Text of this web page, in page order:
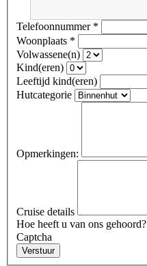
Telefoonnummer *
Woonplaats *
Volwassene(n)
Kind(eren)
Leeftijd kind(eren)
Hutcategorie
Opmerkingen:
Cruise details
Hoe heeft u van ons gehoord?
Captcha
Verstuur